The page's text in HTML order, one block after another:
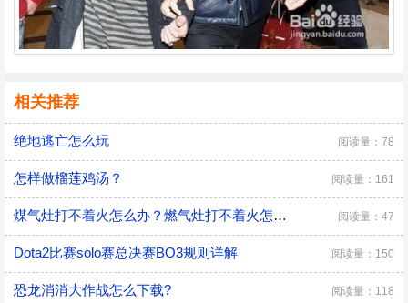
相关推荐
绝地逃亡怎么玩 阅读量：78
怎样做榴莲鸡汤？ 阅读量：161
煤气灶打不着火怎么办？燃气灶打不着火怎么办？ 阅读量：47
Dota2比赛solo赛总决赛BO3规则详解 阅读量：150
恐龙消消大作战怎么下载? 阅读量：118